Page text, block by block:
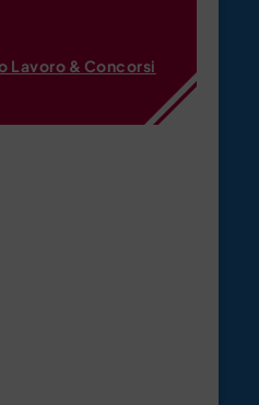
Lavoro & Concorsi